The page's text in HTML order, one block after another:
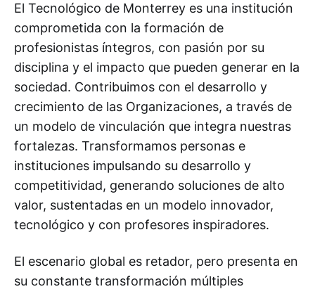
El Tecnológico de Monterrey es una institución
comprometida con la formación de
profesionistas íntegros, con pasión por su
disciplina y el impacto que pueden generar en la
sociedad. Contribuimos con el desarrollo y
crecimiento de las Organizaciones, a través de
un modelo de vinculación que integra nuestras
fortalezas. Transformamos personas e
instituciones impulsando su desarrollo y
competitividad, generando soluciones de alto
valor, sustentadas en un modelo innovador,
tecnológico y con profesores inspiradores.
El escenario global es retador, pero presenta en
su constante transformación múltiples